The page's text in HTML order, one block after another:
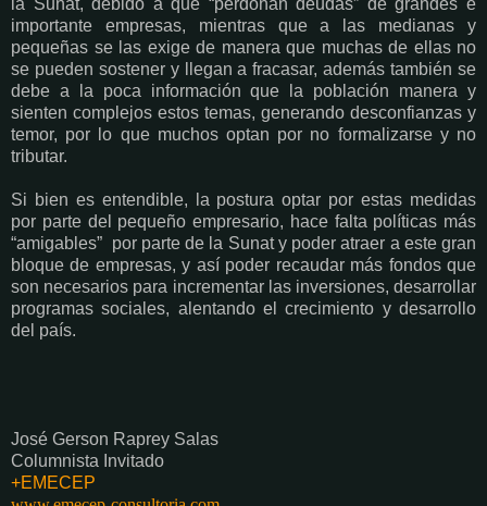
importante empresas, mientras que a las medianas y
pequeñas se las exige de manera que muchas de ellas no
se pueden sostener y llegan a fracasar, además también se
debe a la poca información que la población manera y
sienten complejos estos temas, generando desconfianzas y
temor, por lo que muchos optan por no formalizarse y no
tributar.
Si bien es entendible, la postura optar por estas medidas
por parte del pequeño empresario, hace falta políticas más
“amigables” por parte de la Sunat y poder atraer a este gran
bloque de empresas, y así poder recaudar más fondos que
son necesarios para incrementar las inversiones, desarrollar
programas sociales, alentando el crecimiento y desarrollo
del país.
José Gerson Raprey Salas
Columnista Invitado
+EMECEP